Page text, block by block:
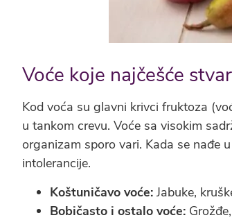
Voće koje najčešće
Kod voća su glavni krivci fruktoza
u tankom crevu. Voće sa visokim
organizam sporo vari. Kada se nađe
intolerancije.
Koštuničavo voće: Jabuke,
Bobičasto i ostalo voće: